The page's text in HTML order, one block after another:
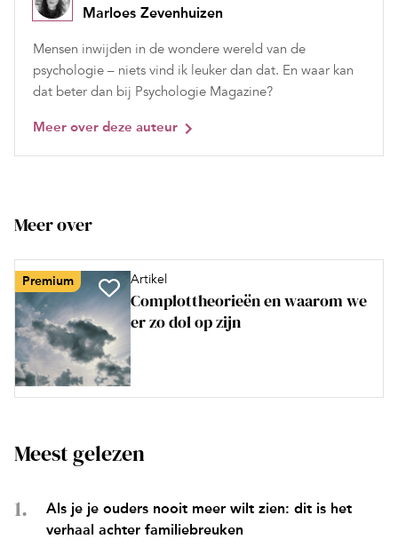
Marloes Zevenhuizen
Mensen inwijden in de wondere wereld van de
psychologie – niets vind ik leuker dan dat. En waar kan
dat beter dan bij Psychologie Magazine?
Meer over deze auteur
Meer over
Premium Artikel
Complottheorieën en waarom we
er zo dol op zijn
Meest gelezen
Als je je ouders nooit meer wilt zien: dit is het
verhaal achter familiebreuken